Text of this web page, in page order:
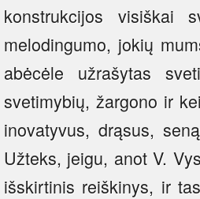
konstrukcijos visiškai
melodingumo, jokių
abėcėle užrašytas
svetimybių, žargono ir
inovatyvus, drąsus,
Užteks, jeigu, anot V.
išskirtinis reiškinys, ir